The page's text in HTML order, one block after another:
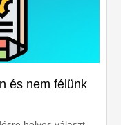
és nem félünk